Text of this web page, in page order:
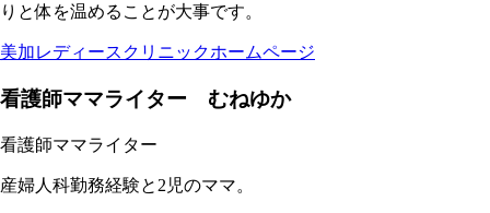
りと体を温めることが大事です。
美加レディースクリニックホームページ
看護師ママライター むねゆか
看護師ママライター
産婦人科勤務経験と2児のママ。